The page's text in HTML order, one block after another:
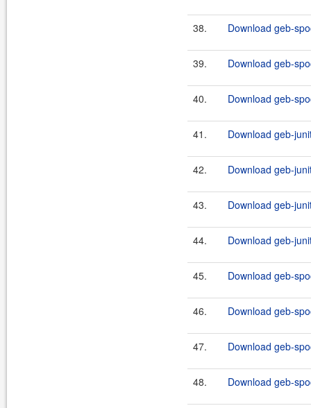
38. Download geb-
39. Download geb-
40. Download geb-
41. Download geb-
42. Download geb-
43. Download geb-
44. Download geb-
45. Download geb-
46. Download geb-
47. Download geb-
48. Download geb-